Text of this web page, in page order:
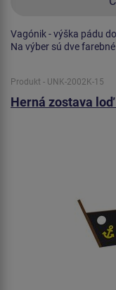
Vagónik - výška pádu
Na výber sú dve
Produkt - UNK-2002K-15
Herná zostava